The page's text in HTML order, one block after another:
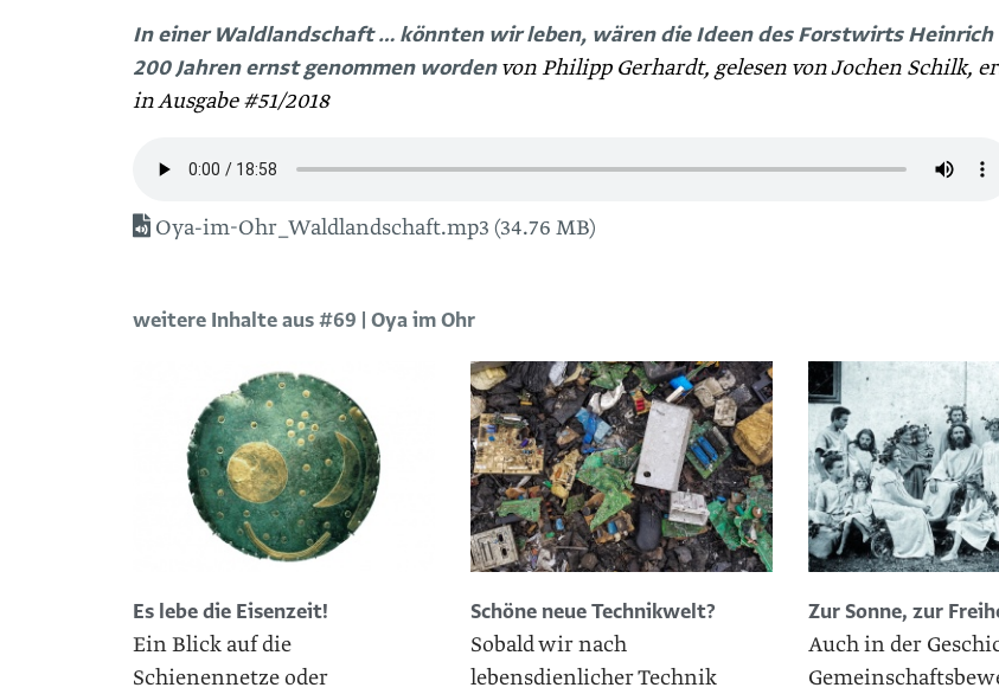
In einer Waldlandschaft … könnten wir leben, wären die Ideen des Forstwirts Heinrich
200 Jahren ernst genommen wordenvon Philipp Gerhardt, gelesen von Jochen Schilk,
in Ausgabe #51/2018
Oya-im-Ohr_Waldlandschaft.mp3 (34.76 MB)
weitere Inhalte aus #69 | Oya im Ohr
Es lebe die Eisenzeit!
Ein Blick auf die
Schienennetze oder
Schöne neue Technikwelt?
Sobald wir nach
lebensdienlicher Technik
Zur Sonne, zur
Auch in der